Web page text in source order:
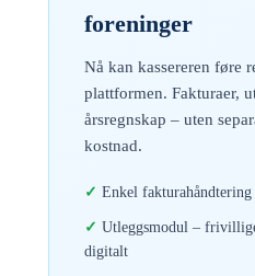
foreninger
Nå kan kassereren føre
plattformen. Fakturaer,
årsregnskap – uten
kostnad.
Enkel
Utleggsmodul –
digitalt